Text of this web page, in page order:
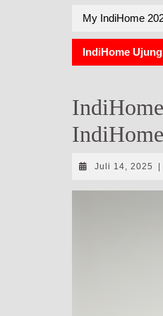
My IndiHome
IndiHome
Juli 14, 2025 Juli